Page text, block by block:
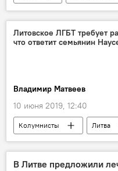
лебедь
полиция
Литовское ЛГБТ требует
что ответит семьянин
Владимир Матвеев
10 июня 2019, 12:40
Колумнисты Литва
В Литве предложили